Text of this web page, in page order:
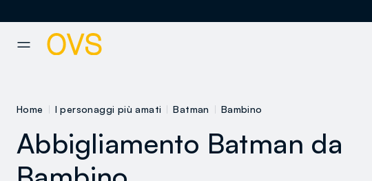
Home I personaggi più amati Batman Bambino
Abbigliamento Batman da